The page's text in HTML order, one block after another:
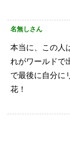
名無しさん
本当に、この人
れがワールドで
で最後に自分に
花！